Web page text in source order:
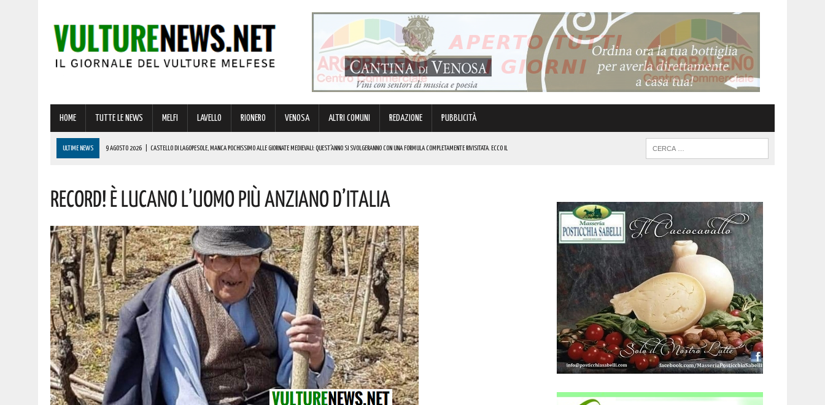
HOME TUTTE LE NEWS MELFI LAVELLO RIONERO VENOSA ALTRI COMUNI REDAZIONE PUBBLICITÀ
ULTIME NEWS 9 AGOSTO 2026 CASTELLO DI LAGOPESOLE, MANCA POCHISSIMO ALLE GIORNATE MEDIEVALI: QUEST’ANNO SI SVOLGERANNO CON UNA FORMULA COMPLETAMENTE RIVISITATA. ECCO IL
VINCITA DA RECORD A MELFI DI OLTRE 600000 EURO! AUGURI AL FORTUNATO
8 AGOSTO 2026 | BASILICATA, BRUTTO INCIDENTE SU QUESTA STRADA! ELIAMBULANZA SUL POSTO
8 AGOSTO 2026 | FERRERO ASSUME OPERAI SENZA ESPERIENZA: COME PRESENTARE LA DOMANDA
9 AGOSTO 2026 | A MONDI LUCANI PREMIATA MICHELA GRIMOLIZZI DI BARILE, RESIDENTE A MILANO: METTERÀ A DISPOSIZIONE DEL TERRITORIO LE SUE ESPERIENZE E RELAZIONI. COMPLIMENTI
Record! È Lucano L’uomo Più Anziano D’Italia